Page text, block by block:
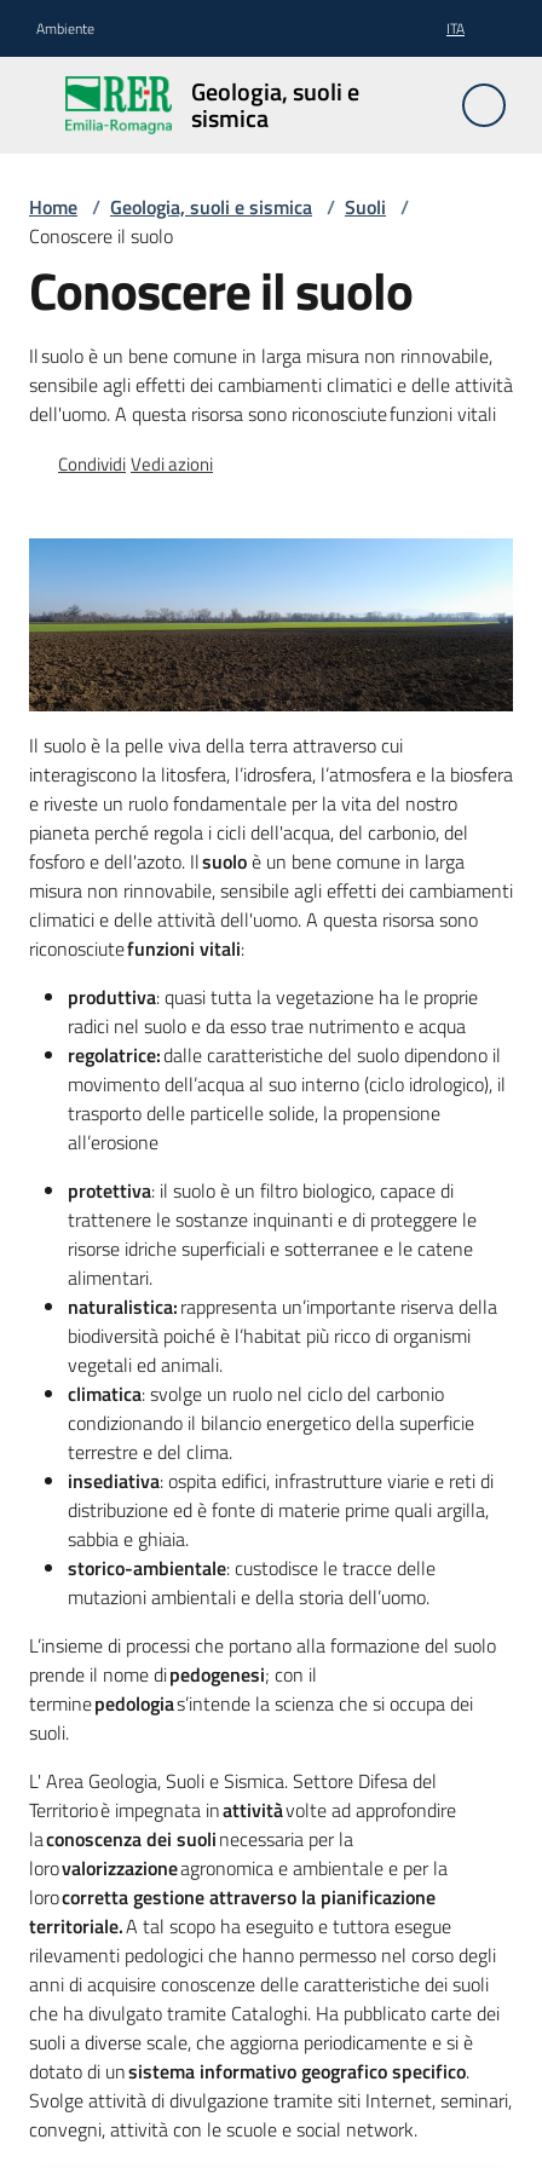
Ambiente ITA
Geologia, suoli e
sismica
Geologia,
suoli e
sismica
Geologia
Suoli
Cartografia
dati
Divulgazione
Seguici
su
Ambiente
Argomenti
Novità
Servizi
Leggi Atti Bandi
Piani Programmi
Progetti
Home / Geologia, suoli e sismica / Suoli /
Conoscere il suolo
Conoscere il suolo
Il suolo è un bene comune in larga misura non rinnovabile,
sensibile agli effetti dei cambiamenti climatici e delle attività
dell'uomo. A questa risorsa sono riconosciute funzioni vitali
CondividiVedi azioni
Il suolo è la pelle viva della terra attraverso cui
interagiscono la litosfera, l’idrosfera, l’atmosfera e la biosfera
e riveste un ruolo fondamentale per la vita del nostro
pianeta perché regola i cicli dell'acqua, del carbonio, del
fosforo e dell'azoto. Ilsuoloè un bene comune in larga
misura non rinnovabile, sensibile agli effetti dei cambiamenti
climatici e delle attività dell'uomo. A questa risorsa sono
riconosciutefunzioni vitali:
produttiva: quasi tutta la vegetazione ha le proprie
radici nel suolo e da esso trae nutrimento e acqua
regolatrice:dalle caratteristiche del suolo dipendono il
movimento dell’acqua al suo interno (ciclo idrologico), il
trasporto delle particelle solide, la propensione
all’erosione
protettiva: il suolo è un filtro biologico, capace di
trattenere le sostanze inquinanti e di proteggere le
risorse idriche superficiali e sotterranee e le catene
alimentari.
naturalistica:rappresenta un’importante riserva della
biodiversità poiché è l’habitat più ricco di organismi
vegetali ed animali.
climatica: svolge un ruolo nel ciclo del carbonio
condizionando il bilancio energetico della superficie
terrestre e del clima.
insediativa: ospita edifici, infrastrutture viarie e reti di
distribuzione ed è fonte di materie prime quali argilla,
sabbia e ghiaia.
storico-ambientale: custodisce le tracce delle
mutazioni ambientali e della storia dell’uomo.
L’insieme di processi che portano alla formazione del suolo
prende il nome dipedogenesi; con il
terminepedologias’intende la scienza che si occupa dei
suoli.
L' Area Geologia, Suoli e Sismica. Settore Difesa del
Territorio è impegnata inattivitàvolte ad approfondire
laconoscenza dei suolinecessaria per la
lorovalorizzazioneagronomica e ambientale e per la
lorocorretta gestione attraverso la pianificazione
territoriale.A tal scopo ha eseguito e tuttora esegue
rilevamenti pedologici che hanno permesso nel corso degli
anni di acquisire conoscenze delle caratteristiche dei suoli
che ha divulgato tramite Cataloghi. Ha pubblicato carte dei
suoli a diverse scale, che aggiorna periodicamente e si è
dotato di unsistema informativo geografico specifico.
Svolge attività di divulgazione tramite siti Internet, seminari,
convegni, attività con le scuole e social network.